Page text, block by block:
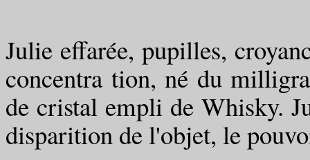
Julie effarée, pupilles,
concentra tion, né du
de cristal empli de Whisky.
disparition de l'objet, le